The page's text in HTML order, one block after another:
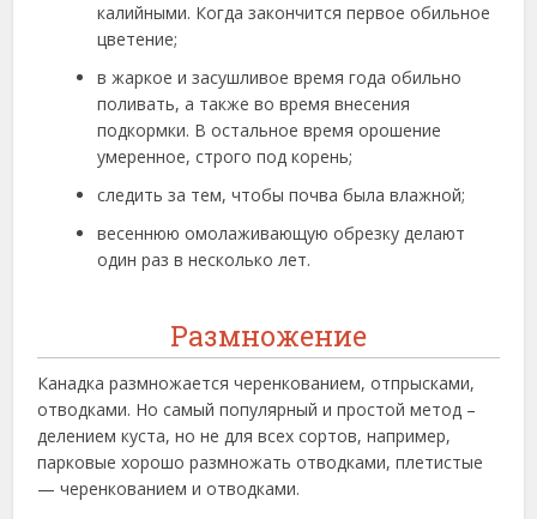
калийными. Когда закончится первое обильное
цветение;
в жаркое и засушливое время года обильно
поливать, а также во время внесения
подкормки. В остальное время орошение
умеренное, строго под корень;
следить за тем, чтобы почва была влажной;
весеннюю омолаживающую обрезку делают
один раз в несколько лет.
Размножение
Канадка размножается черенкованием, отпрысками,
отводками. Но самый популярный и простой метод –
делением куста, но не для всех сортов, например,
парковые хорошо размножать отводками, плетистые
— черенкованием и отводками.